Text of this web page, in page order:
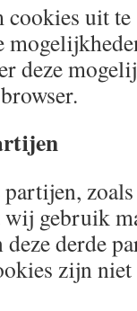
uit te
deze
gebruik
derde
zijn